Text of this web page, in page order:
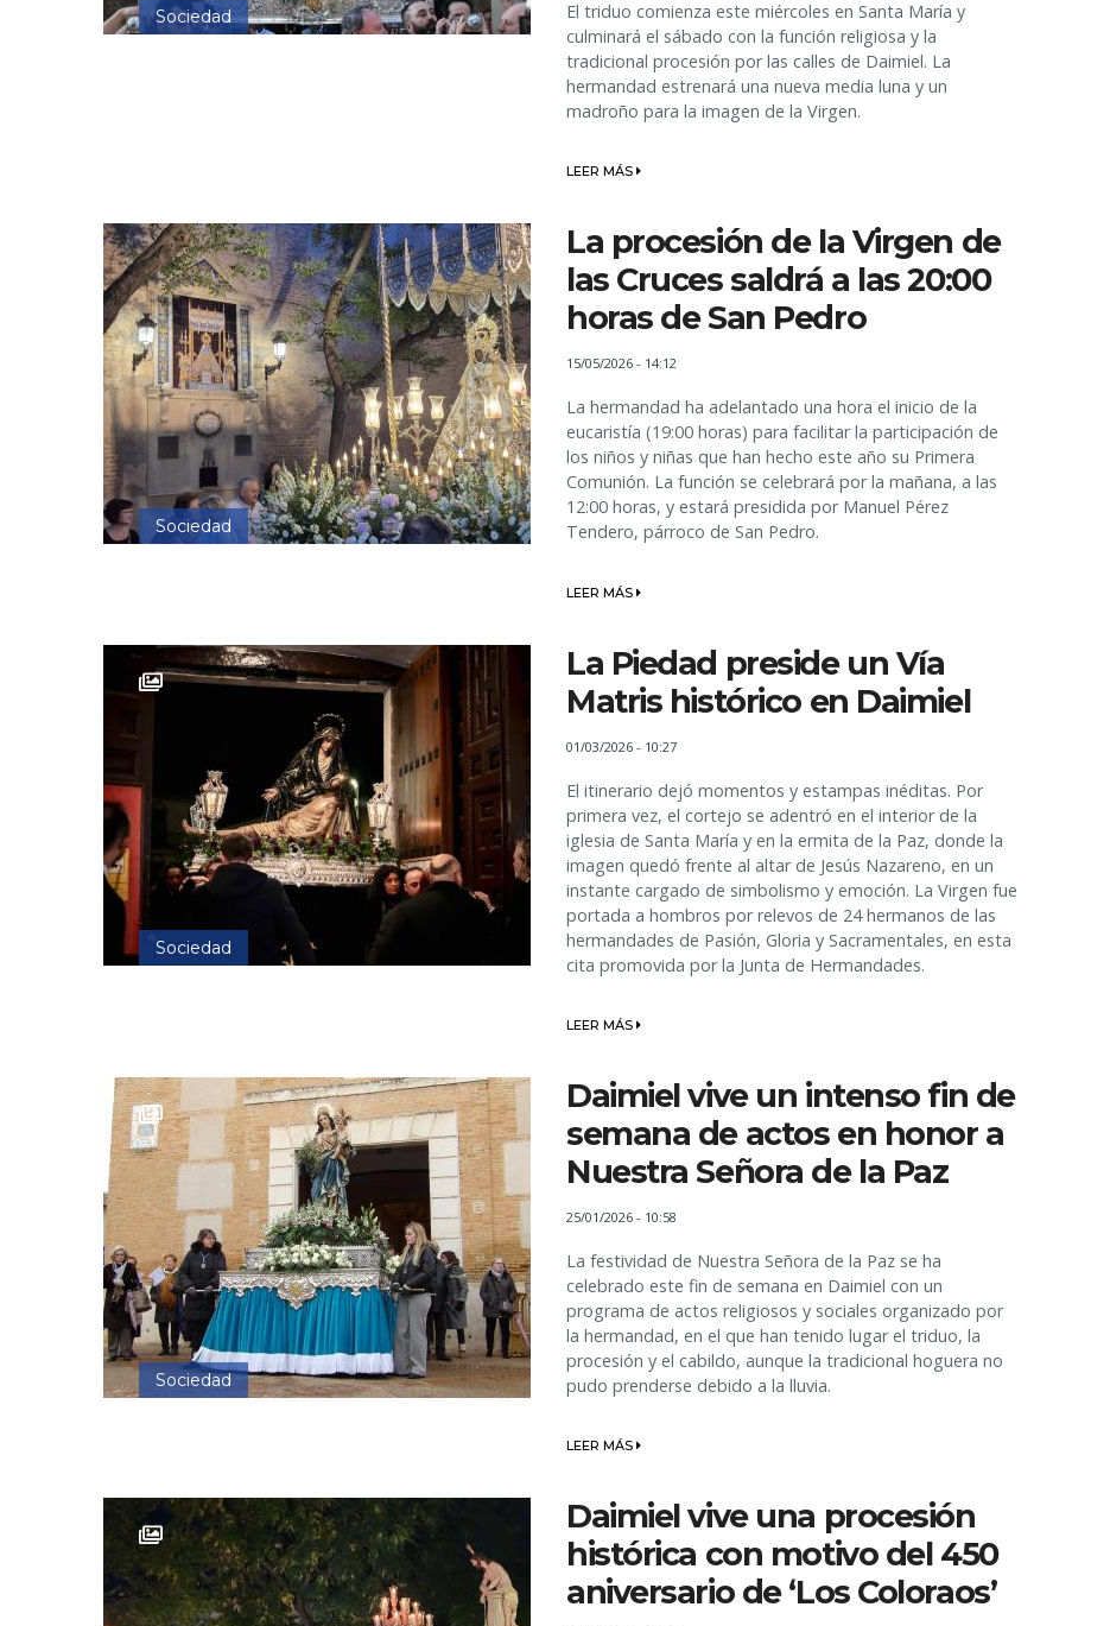
Sociedad
El triduo comienza este miércoles en Santa María y
culminará el sábado con la función religiosa y la
tradicional procesión por las calles de Daimiel. La
hermandad estrenará una nueva media luna y un
madroño para la imagen de la Virgen.
LEER MÁS
Sociedad
La procesión de la Virgen de
las Cruces saldrá a las 20:00
horas de San Pedro
15/05/2026 - 14:12
La hermandad ha adelantado una hora el inicio de la
eucaristía (19:00 horas) para facilitar la participación de
los niños y niñas que han hecho este año su Primera
Comunión. La función se celebrará por la mañana, a las
12:00 horas, y estará presidida por Manuel Pérez
Tendero, párroco de San Pedro.
LEER MÁS
Sociedad
La Piedad preside un Vía
Matris histórico en Daimiel
01/03/2026 - 10:27
El itinerario dejó momentos y estampas inéditas. Por
primera vez, el cortejo se adentró en el interior de la
iglesia de Santa María y en la ermita de la Paz, donde la
imagen quedó frente al altar de Jesús Nazareno, en un
instante cargado de simbolismo y emoción. La Virgen fue
portada a hombros por relevos de 24 hermanos de las
hermandades de Pasión, Gloria y Sacramentales, en esta
cita promovida por la Junta de Hermandades.
LEER MÁS
Sociedad
Daimiel vive un intenso fin de
semana de actos en honor a
Nuestra Señora de la Paz
25/01/2026 - 10:58
La festividad de Nuestra Señora de la Paz se ha
celebrado este fin de semana en Daimiel con un
programa de actos religiosos y sociales organizado por
la hermandad, en el que han tenido lugar el triduo, la
procesión y el cabildo, aunque la tradicional hoguera no
pudo prenderse debido a la lluvia.
LEER MÁS
Daimiel vive una procesión
histórica con motivo del 450
aniversario de ‘Los Coloraos’